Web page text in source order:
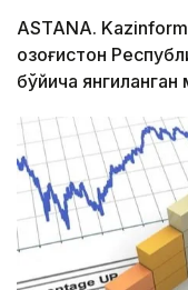
ASTANA.
Қозоғистон
бўйича